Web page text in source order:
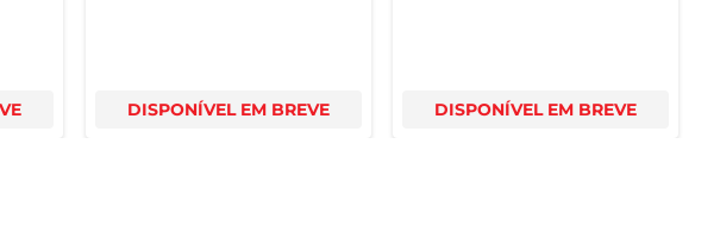
DISPONÍVEL EM BREVE DISPONÍVEL EM BREVE